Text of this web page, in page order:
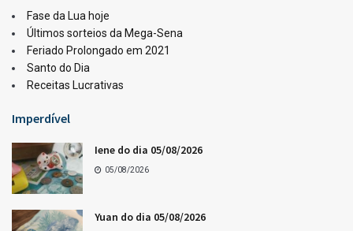
Fase da Lua hoje
Últimos sorteios da Mega-Sena
Feriado Prolongado em 2021
Santo do Dia
Receitas Lucrativas
Imperdível
Iene do dia 05/08/2026
05/08/2026
Yuan do dia 05/08/2026